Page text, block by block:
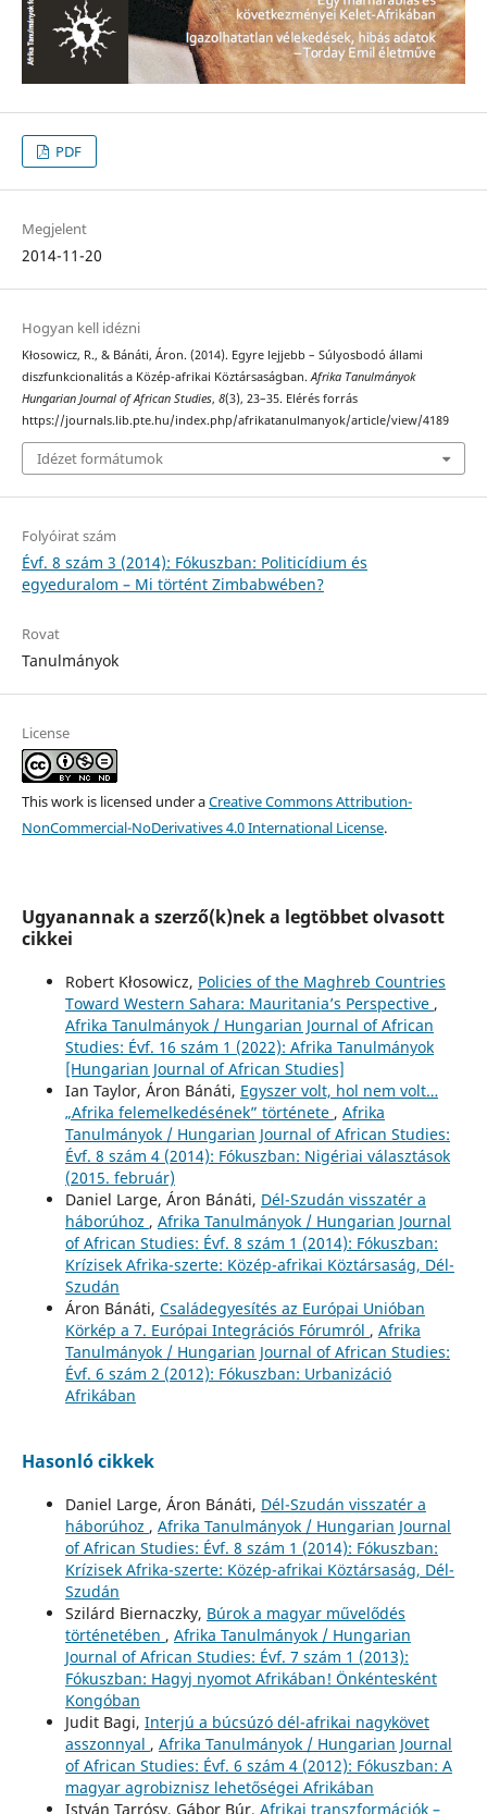
PDF
Megjelent
2014-11-20
Hogyan kell idézni
Kłosowicz, R., & Bánáti, Áron. (2014). Egyre lejjebb – Súlyosbodó állami
diszfunkcionalitás a Közép-afrikai Köztársaságban. Afrika Tanulmányok
Hungarian Journal of African Studies, 8(3), 23–35. Elérés forrás
https://journals.lib.pte.hu/index.php/afrikatanulmanyok/article/view/4189
Idézet formátumok
Folyóirat szám
Évf. 8 szám 3 (2014): Fókuszban: Politicídium és
egyeduralom – Mi történt Zimbabwében?
Rovat
Tanulmányok
License
This work is licensed under aCreative Commons Attribution-
NonCommercial-NoDerivatives 4.0 International License.
Ugyanannak a szerző(k)nek a legtöbbet olvasott
cikkei
Robert Kłosowicz, Policies of the Maghreb Countries
Toward Western Sahara: Mauritania’s Perspective ,
Afrika Tanulmányok / Hungarian Journal of African
Studies: Évf. 16 szám 1 (2022): Afrika Tanulmányok
[Hungarian Journal of African Studies]
Ian Taylor, Áron Bánáti, Egyszer volt, hol nem volt…
„Afrika felemelkedésének” története , Afrika
Tanulmányok / Hungarian Journal of African Studies:
Évf. 8 szám 4 (2014): Fókuszban: Nigériai választások
(2015. február)
Daniel Large, Áron Bánáti, Dél-Szudán visszatér a
háborúhoz , Afrika Tanulmányok / Hungarian Journal
of African Studies: Évf. 8 szám 1 (2014): Fókuszban:
Krízisek Afrika-szerte: Közép-afrikai Köztársaság, Dél-
Szudán
Áron Bánáti, Családegyesítés az Európai Unióban
Körkép a 7. Európai Integrációs Fórumról , Afrika
Tanulmányok / Hungarian Journal of African Studies:
Évf. 6 szám 2 (2012): Fókuszban: Urbanizáció
Afrikában
Hasonló cikkek
Daniel Large, Áron Bánáti, Dél-Szudán visszatér a
háborúhoz , Afrika Tanulmányok / Hungarian Journal
of African Studies: Évf. 8 szám 1 (2014): Fókuszban:
Krízisek Afrika-szerte: Közép-afrikai Köztársaság, Dél-
Szudán
Szilárd Biernaczky, Búrok a magyar művelődés
történetében , Afrika Tanulmányok / Hungarian
Journal of African Studies: Évf. 7 szám 1 (2013):
Fókuszban: Hagyj nyomot Afrikában! Önkéntesként
Kongóban
Judit Bagi, Interjú a búcsúzó dél-afrikai nagykövet
asszonnyal , Afrika Tanulmányok / Hungarian Journal
of African Studies: Évf. 6 szám 4 (2012): Fókuszban: A
magyar agrobiznisz lehetőségei Afrikában
István Tarrósy, Gábor Búr, Afrikai transzformációk –